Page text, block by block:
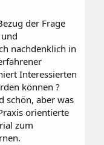
der Frage
nachdenklich in
Interessierten
können ?
schön, aber was
orientierte
zum